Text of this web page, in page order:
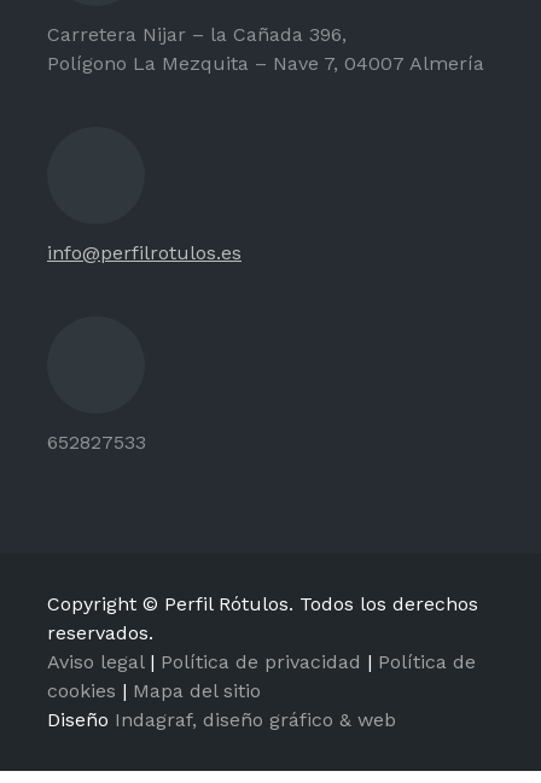
Carretera Nijar – la Cañada 396,
Polígono La Mezquita – Nave 7, 04007 Almería
info@perfilrotulos.es
652827533
Copyright © Perfil Rótulos. Todos los derechos
reservados.
Aviso legal| Política de privacidad | Política de
cookies | Mapa del sitio
Diseño Indagraf, diseño gráfico & web